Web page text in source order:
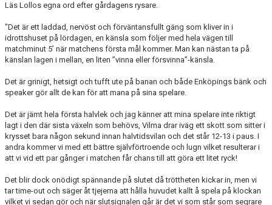
Läs Lollos egna ord efter gårdagens rysare.
"Det är ett laddad, nervöst och förväntansfullt gäng som kliver in i
idrottshuset på lördagen, en känsla som följer med hela vägen till
matchminut 5’ när matchens första mål kommer. Man kan nästan ta på
känslan lagen i mellan, en liten ”vinna eller försvinna”-känsla.
Det är grinigt, hetsigt och tufft ute på banan och både Enköpings bänk och
speaker gör allt de kan för att mana på sina spelare.
Det är jämt hela första halvlek och jag känner att mina spelare inte riktigt
lagt i den där sista växeln som behövs, Vilma drar iväg ett skott som sitter i
krysset bara någon sekund innan halvtidsvilan och det står 12-13 i paus. I
andra kommer vi med ett bättre självförtroende och lugn vilket resulterar i
att vi vid ett par gånger i matchen får chans till att göra ett litet ryck!
Det blir dock onödigt spännande på slutet då tröttheten kickar in, men vi
tar time-out och säger åt tjejerna att hålla huvudet kallt å spela på klockan
vilket vi sedan gör och när slutsignalen går är det vi som står som segrare